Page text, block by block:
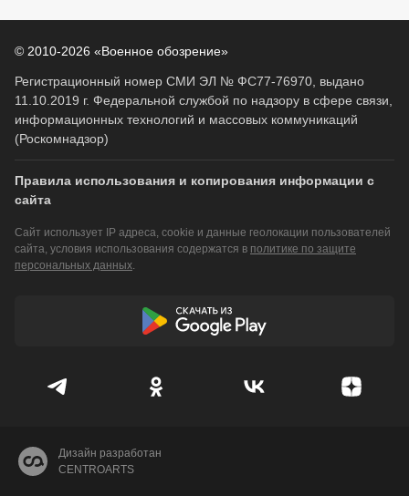
© 2010-2026 «Военное обозрение»
Регистрационный номер СМИ ЭЛ № ФС77-76970, выдано
11.10.2019 г. Федеральной службой по надзору в сфере связи,
информационных технологий и массовых коммуникаций
(Роскомнадзор)
Правила использования и копирования информации с
сайта
Сайт использует IP адреса, cookie и данные геолокации пользователей
сайта, условия использования содержатся в политике по защите
персональных данных.
Дизайн разработан
CENTROARTS